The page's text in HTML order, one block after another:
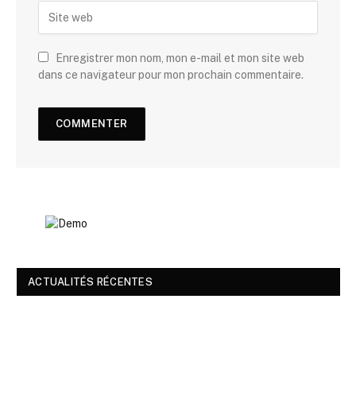
Enregistrer mon nom, mon e-mail et mon site web
dans ce navigateur pour mon prochain commentaire.
ACTUALITÉS RÉCENTES